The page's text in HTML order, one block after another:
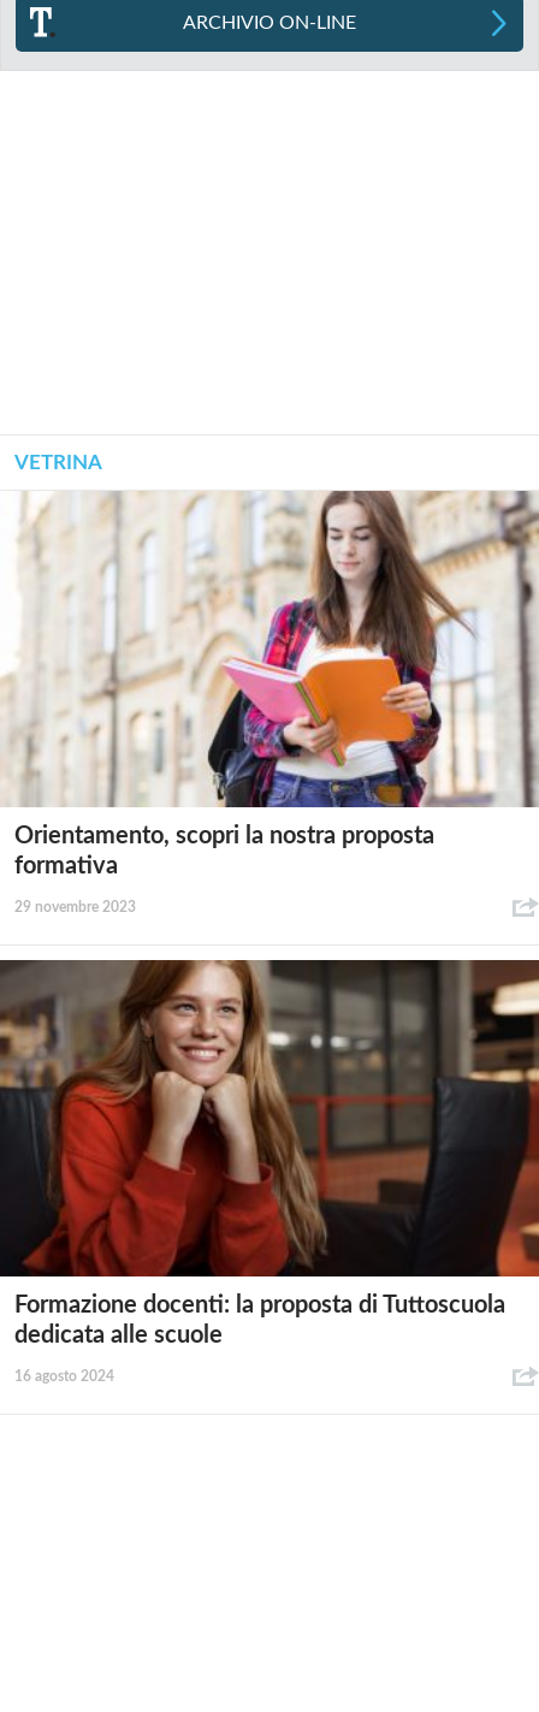
ARCHIVIO ON-LINE
VETRINA
Orientamento, scopri la nostra proposta
formativa
29 novembre 2023
Formazione docenti: la proposta di Tuttoscuola
dedicata alle scuole
16 agosto 2024